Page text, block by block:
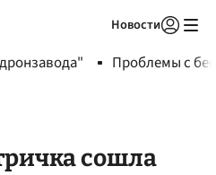
Новости
Проблемы с
сошла